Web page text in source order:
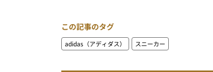
この記事のタグ
adidas（アディダス） スニーカー